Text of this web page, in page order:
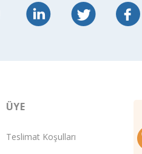
ÜYE
Teslimat Koşulları